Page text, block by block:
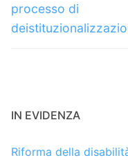
processo di
IN EVIDENZA
Riforma della